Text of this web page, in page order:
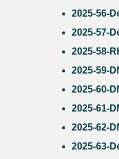
2025-56-
2025-57-
2025-58-
2025-59-
2025-60-
2025-61-
2025-62-
2025-63-